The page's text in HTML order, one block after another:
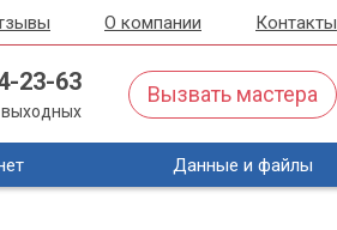
О компании Контакты
23-63
выходных
Вызвать мастера
Данные и файлы